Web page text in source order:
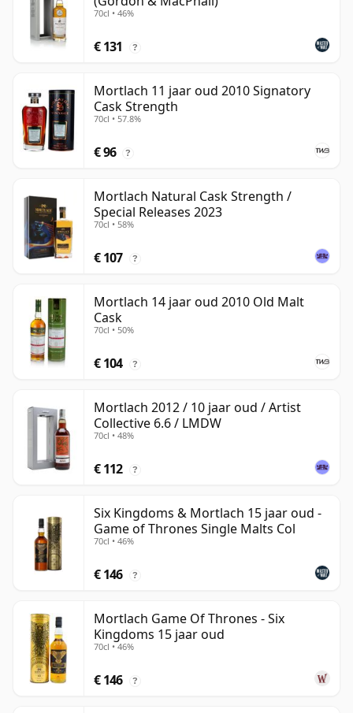
70cl • 46%
€ 131 ?
Mortlach 11 jaar oud 2010 Signatory
Cask Strength
70cl • 57.8%
€ 96 ?
Mortlach Natural Cask Strength /
Special Releases 2023
70cl • 58%
€ 107 ?
Mortlach 14 jaar oud 2010 Old Malt
Cask
70cl • 50%
€ 104 ?
Mortlach 2012 / 10 jaar oud / Artist
Collective 6.6 / LMDW
70cl • 48%
€ 112 ?
Six Kingdoms & Mortlach 15 jaar oud -
Game of Thrones Single Malts Col
70cl • 46%
€ 146 ?
Mortlach Game Of Thrones - Six
Kingdoms 15 jaar oud
70cl • 46%
€ 146 ?